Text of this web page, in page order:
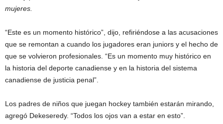
mujeres.
“Este es un momento histórico”, dijo, refiriéndose a las acusaciones
que se remontan a cuando los jugadores eran juniors y el hecho de
que se volvieron profesionales. “Es un momento muy histórico en
la historia del deporte canadiense y en la historia del sistema
canadiense de justicia penal”.
Los padres de niños que juegan hockey también estarán mirando,
agregó Dekeseredy. “Todos los ojos van a estar en esto”.